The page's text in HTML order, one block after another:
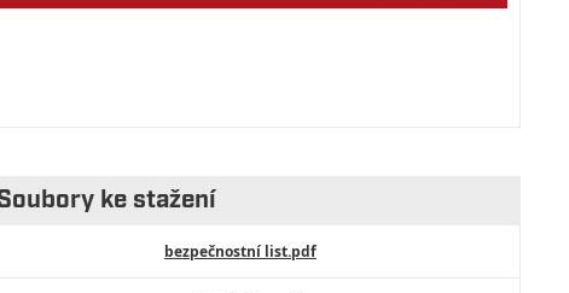
ke stažení
bezpečnostní list.pdf